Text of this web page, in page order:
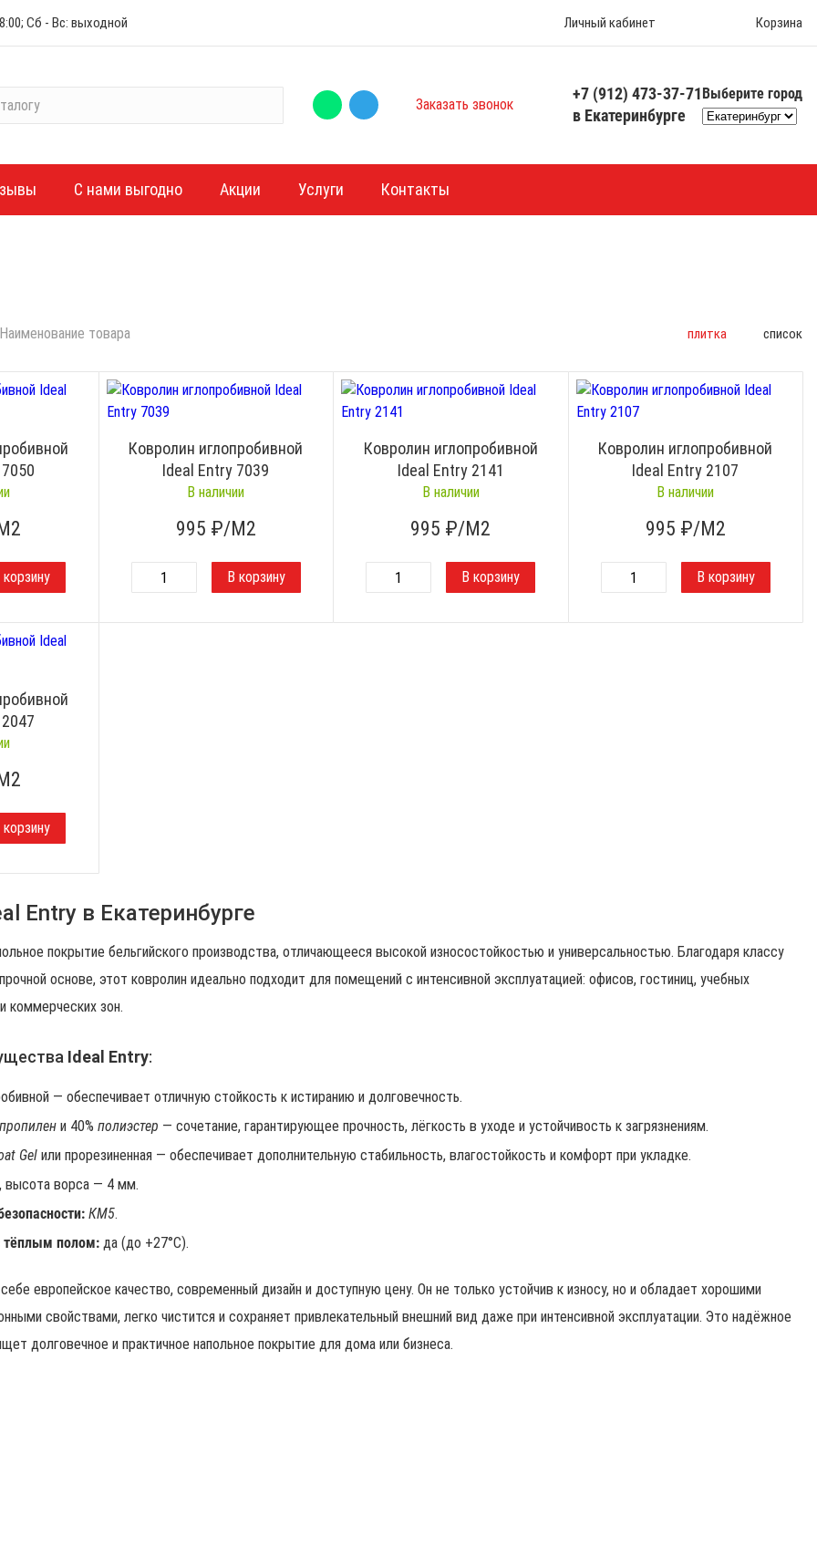
Сб - Вс: выходной Личный кабинет Корзина
Заказать звонок
+7 (912) 473-37-71
в Екатеринбурге
Выберите город
С нами выгодно Акции Услуги Контакты
Наименование товара плитка список
Ковролин иглопробивной
Ideal Entry 7039
В наличии
995 ₽/М2
Ковролин иглопробивной
Ideal Entry 2141
В наличии
995 ₽/М2
Ковролин иглопробивной
Ideal Entry 2107
В наличии
995 ₽/М2
Entry в Екатеринбурге
покрытие бельгийского производства, отличающееся высокой износостойкостью и универсальностью. Благодаря классу
основе, этот ковролин идеально подходит для помещений с интенсивной эксплуатацией: офисов, гостиниц, учебных
коммерческих зон.
Ideal Entry:
— обеспечивает отличную стойкость к истиранию и долговечность.
и 40%полиэстер — сочетание, гарантирующее прочность, лёгкость в уходе и устойчивость к загрязнениям.
Gel или прорезиненная — обеспечивает дополнительную стабильность, влагостойкость и комфорт при укладке.
высота ворса — 4 мм.
КМ5.
тёплым полом: да (до +27°C).
европейское качество, современный дизайн и доступную цену. Он не только устойчив к износу, но и обладает хорошими
свойствами, легко чистится и сохраняет привлекательный внешний вид даже при интенсивной эксплуатации. Это надёжное
долговечное и практичное напольное покрытие для дома или бизнеса.